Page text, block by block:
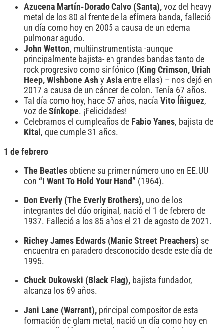
Azucena Martín-Dorado Calvo (Santa), voz del heavy
metal de los 80 al frente de la efímera banda, falleció
un día como hoy en 2005 a causa de un edema
pulmonar agudo.
John Wetton, multiinstrumentista -aunque
principalmente bajista- en grandes bandas tanto de
rock progresivo como sinfónico ( King Crimson, Uriah
Heep, Wishbone Ash y Asia entre ellas) – nos dejó en
2017 a causa de un cáncer de colon. Tenía 67 años.
Tal día como hoy, hace 57 años, nacía Vito Íñiguez,
voz de Sínkope. ¡Felicidades!
Celebramos el cumpleaños de Fabio Yanes, bajista de
Kitai, que cumple 31 años.
1 de febrero
The Beatles obtiene su primer número uno en EE.UU
con “I Want To Hold Your Hand” (1964).
Don Everly (The Everly Brothers), uno de los
integrantes del dúo original, nació el 1 de febrero de
1937. Falleció a los 85 años el 21 de agosto de 2021.
Richey James Edwards (Manic Street Preachers) se
encuentra en paradero desconocido desde este día de
1995.
Chuck Dukowski (Black Flag), bajista fundador,
alcanza los 69 años.
Jani Lane (Warrant), principal compositor de esta
formación de glam metal, nació un día como hoy en